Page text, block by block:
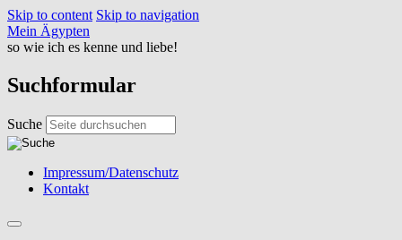
Skip to content Skip to navigation
Mein Ägypten
so wie ich es kenne und liebe!
Suchformular
Suche
Impressum/Datenschutz
Kontakt